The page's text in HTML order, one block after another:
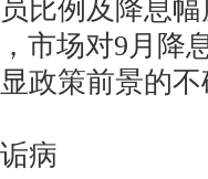
比例及降息
市场对9月降
政策前景的
病